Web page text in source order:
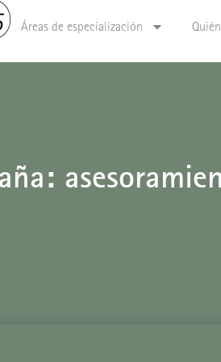
Áreas de especialización